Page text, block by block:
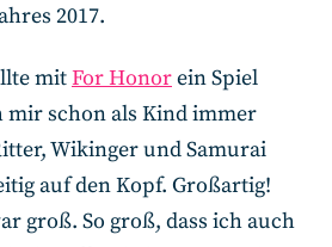
2017.
mitFor Honorein Spiel
mir schon als Kind immer
Wikinger und Samurai
auf den Kopf. Großartig!
groß. So groß, dass ich auch